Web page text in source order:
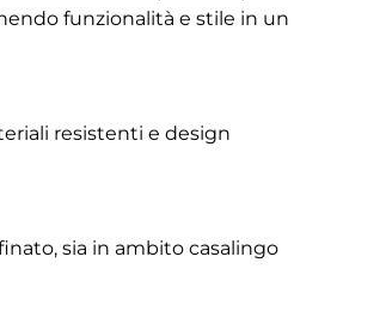
funzionalità e stile in un
resistenti e design
sia in ambito casalingo